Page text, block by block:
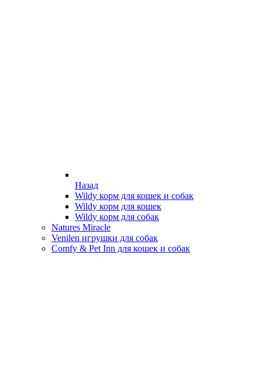
Назад
Wildy корм для кошек и собак
Wildy корм для кошек
Wildy корм для собак
Natures Miracle
Venilen игрушки для собак
Comfy & Pet Inn для кошек и собак